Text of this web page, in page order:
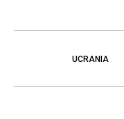
UCRANIA